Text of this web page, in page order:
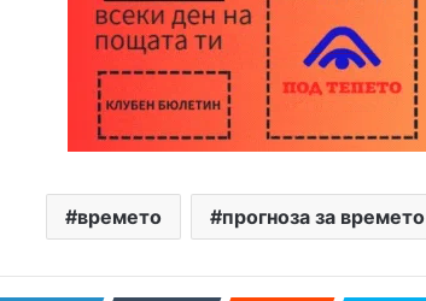
времето прогноза за времето